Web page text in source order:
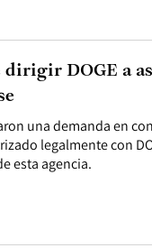
una demanda en
legalmente con
esta agencia.
DOGE a